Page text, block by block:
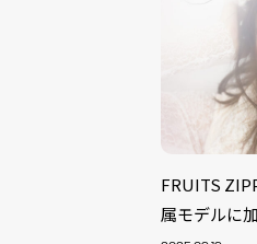
FRUITS
属モデルに